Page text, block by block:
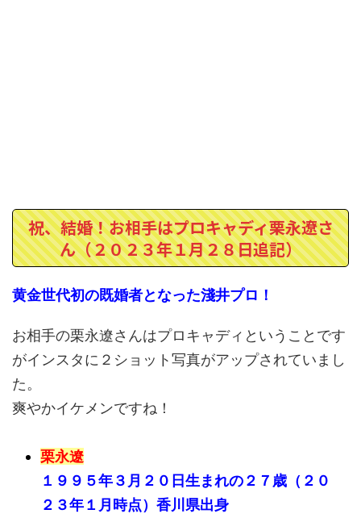
祝、結婚！お相手はプロキャディ栗永遼さ
ん（２０２３年１月２８日追記）
黄金世代初の既婚者となった淺井プロ！
お相手の栗永遼さんはプロキャディということです
がインスタに２ショット写真がアップされていまし
た。
爽やかイケメンですね！
栗永遼
１９９５年３月２０日生まれの２７歳（２０
２３年１月時点）香川県出身